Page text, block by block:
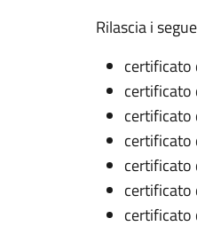
Rilascia i
certificato
certificato
certificato
certificato
certificato
certificato
certificato